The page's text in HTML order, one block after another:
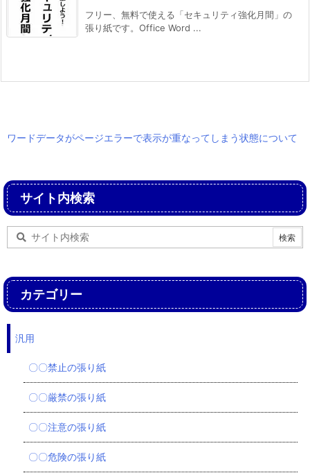
フリー、無料で使える「セキュリティ強化月間」の
張り紙です。Office Word ...
ワードデータがページエラーで表示が重なってしまう状態について
サイト内検索
カテゴリー
汎用
〇〇禁止の張り紙
〇〇厳禁の張り紙
〇〇注意の張り紙
〇〇危険の張り紙